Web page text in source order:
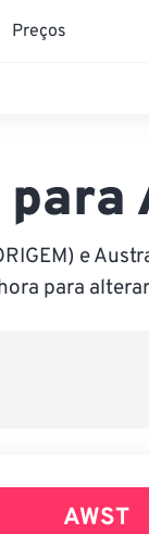
Preços
e
para
AWST